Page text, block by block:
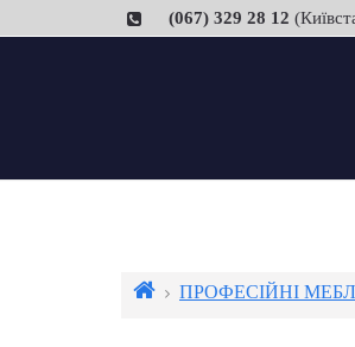
(067) 329 28 12(Київстар)